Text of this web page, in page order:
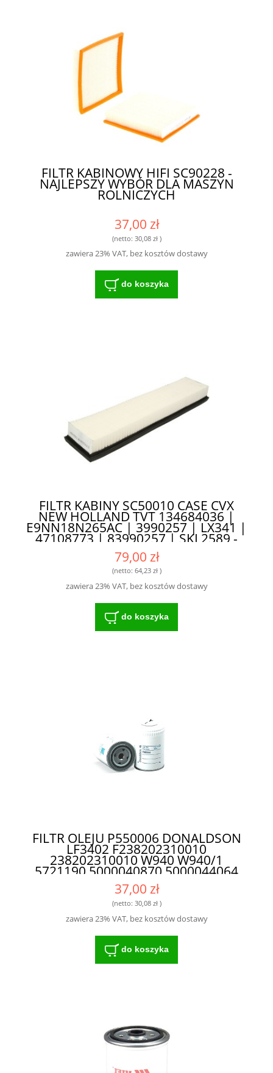
FILTR KABINOWY HIFI SC90228 -
NAJLEPSZY WYBÓR DLA MASZYN
ROLNICZYCH
37,00 zł
(netto: 30,08 zł)
zawiera 23% VAT, bez kosztów dostawy
do koszyka
FILTR KABINY SC50010 CASE CVX
NEW HOLLAND TVT 134684036 |
E9NN18N265AC | 3990257 | LX341 |
47108773 | 83990257 | SKL2589 -
STWORZONE DO INTENSYWNEJ
EKSPLOATACJI
79,00 zł
(netto: 64,23 zł)
zawiera 23% VAT, bez kosztów dostawy
do koszyka
FILTR OLEJU P550006 DONALDSON
LF3402 F238202310010
238202310010 W940 W940/1
5721190 5000040870 5000044064
5000044959 5151017 7701002280
7701006374 7701022800 - IDEALNY
FILTR DO INTENSYWNIE
EKSPLOATOWANYCH MASZYN
37,00 zł
(netto: 30,08 zł)
zawiera 23% VAT, bez kosztów dostawy
do koszyka